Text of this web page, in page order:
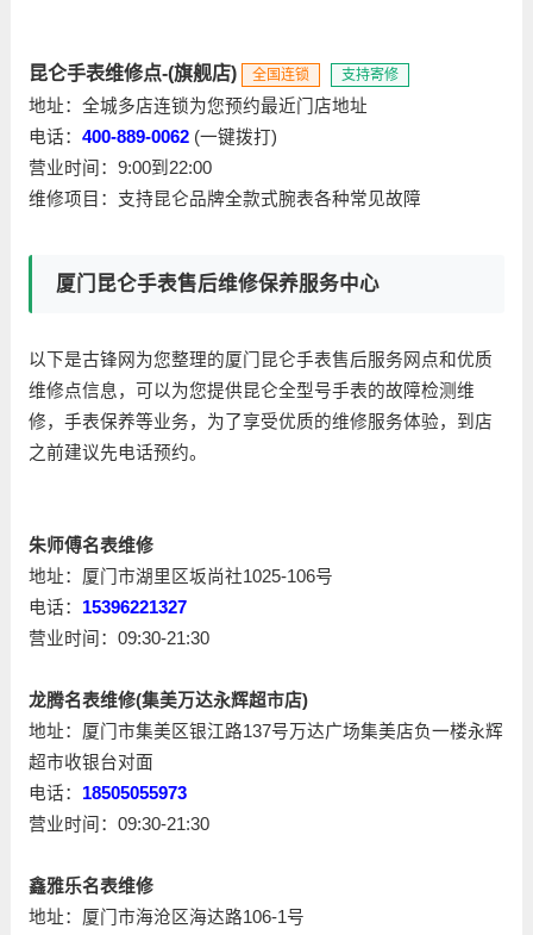
昆仑手表维修点-(旗舰店) 全国连锁 支持寄修
地址：全城多店连锁为您预约最近门店地址
电话： 400-889-0062(一键拨打)
营业时间：9:00到22:00
维修项目：支持昆仑品牌全款式腕表各种常见故障
厦门昆仑手表售后维修保养服务中心
以下是古锋网为您整理的厦门昆仑手表售后服务网点和优质
维修点信息，可以为您提供昆仑全型号手表的故障检测维
修，手表保养等业务，为了享受优质的维修服务体验，到店
之前建议先电话预约。
朱师傅名表维修
地址：厦门市湖里区坂尚社1025-106号
电话： 15396221327
营业时间：09:30-21:30
龙腾名表维修(集美万达永辉超市店)
地址：厦门市集美区银江路137号万达广场集美店负一楼永辉
超市收银台对面
电话： 18505055973
营业时间：09:30-21:30
鑫雅乐名表维修
地址：厦门市海沧区海达路106-1号